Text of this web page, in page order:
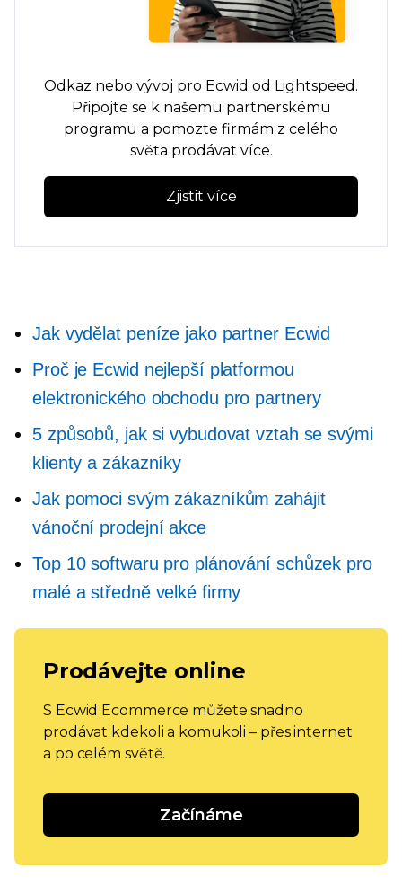
Odkaz nebo vývoj pro Ecwid od Lightspeed.
Připojte se k našemu partnerskému
programu a pomozte firmám z celého
světa prodávat více.
Zjistit více
Jak vydělat peníze jako partner Ecwid
Proč je Ecwid nejlepší platformou
elektronického obchodu pro partnery
5 způsobů, jak si vybudovat vztah se svými
klienty a zákazníky
Jak pomoci svým zákazníkům zahájit
vánoční prodejní akce
Top 10 softwaru pro plánování schůzek pro
malé a středně velké firmy
Prodávejte online
S Ecwid Ecommerce můžete snadno
prodávat kdekoli a komukoli – přes internet
a po celém světě.
Začínáme